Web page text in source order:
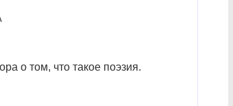
о том, что такое поэзия.